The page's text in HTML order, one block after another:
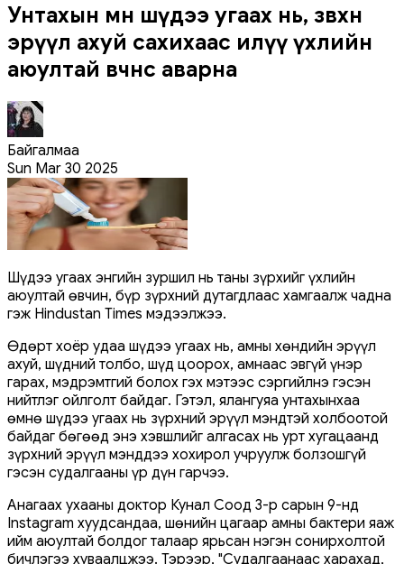
Унтахын өмнө шүдээ угаах нь, зөвхөн
эрүүл ахуй сахихаас илүү үхлийн
аюултай өвчнөөс аварна
Байгалмаа
Sun Mar 30 2025
Шүдээ угаах энгийн зуршил нь таны зүрхийг үхлийн
аюултай өвчин, бүр зүрхний дутагдлаас хамгаалж чадна
гэж Hindustan Times мэдээлжээ.
Өдөрт хоёр удаа шүдээ угаах нь, амны хөндийн эрүүл
ахуй, шүдний толбо, шүд цоорох, амнаас эвгүй үнэр
гарах, мэдрэмтгий болох гэх мэтээс сэргийлнэ гэсэн
нийтлэг ойлголт байдаг. Гэтэл, ялангуяа унтахынхаа
өмнө шүдээ угаах нь зүрхний эрүүл мэндтэй холбоотой
байдаг бөгөөд энэ хэвшлийг алгасах нь урт хугацаанд
зүрхний эрүүл мэнддээ хохирол учруулж болзошгүй
гэсэн судалгааны үр дүн гарчээ.
Анагаах ухааны доктор Кунал Соод 3-р сарын 9-нд
Instagram хуудсандаа, шөнийн цагаар амны бактери яаж
ийм аюултай болдог талаар ярьсан нэгэн сонирхолтой
бичлэгээ хуваалцжээ. Тэрээр, "Судалгаанаас харахад,